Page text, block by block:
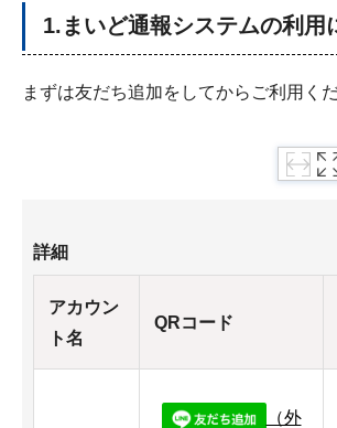
1.まいど通報システムの利用
まずは友だち追加をしてからご利用くだ
詳細
アカウン
ト名
QRコード
（外